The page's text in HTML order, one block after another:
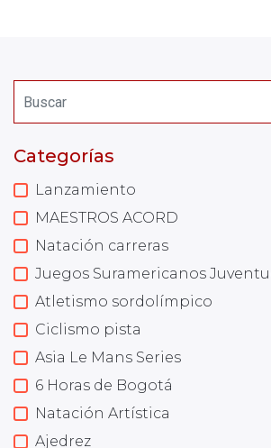
Categorías
Lanzamiento
MAESTROS ACORD
Natación carreras
Juegos Suramericanos
Atletismo sordolímpico
Ciclismo pista
Asia Le Mans Series
6 Horas de Bogotá
Natación Artística
Ajedrez